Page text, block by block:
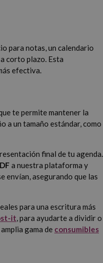
para notas, un calendario
corto plazo. Esta
efectiva.
te permite mantener la
a un tamaño estándar, como
final de tu agenda.
a nuestra plataforma y
envían, asegurando que las
para una escritura más
it, para ayudarte a dividir o
gama de consumibles